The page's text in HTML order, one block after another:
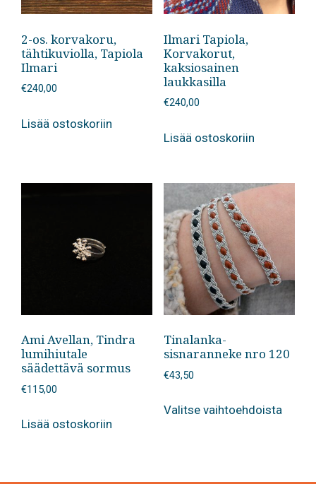
2-os. korvakoru,
tähtikuviolla, Tapiola
Ilmari
€240,00
Lisää ostoskoriin
Ilmari Tapiola,
Korvakorut,
kaksiosainen
laukkasilla
€240,00
Lisää ostoskoriin
Ami Avellan, Tindra
lumihiutale
säädettävä sormus
€115,00
Lisää ostoskoriin
Tinalanka-
sisnaranneke nro 120
€43,50
Valitse vaihtoehdoista